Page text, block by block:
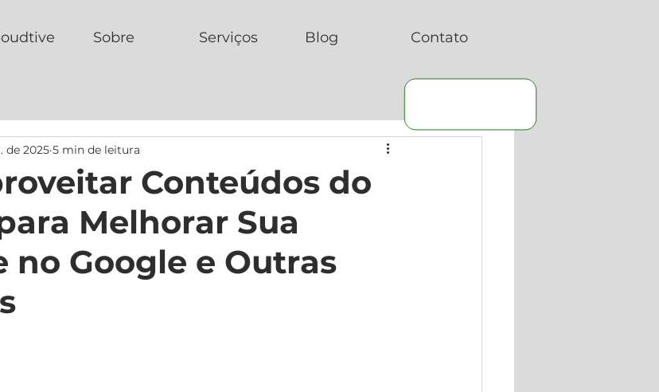
Sobre Serviços Blog Contato
Conteúdos do
Melhorar Sua
no Google e Outras
de 2025 5 min de leitura